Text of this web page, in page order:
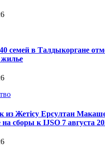
семей в Талдыкоргане
из Жетісу Ерсултан
на сборы к IJSO 7 августа